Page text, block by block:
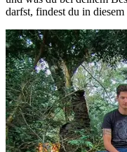
darfst, findest du in diesem